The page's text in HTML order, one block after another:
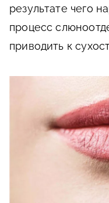
результате чего
процесс
приводить к